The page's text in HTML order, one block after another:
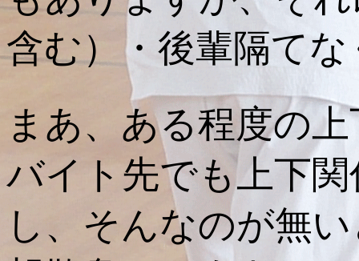
含む）・後輩隔て
まあ、ある程度の
バイト先でも上下
し、そんなのが無